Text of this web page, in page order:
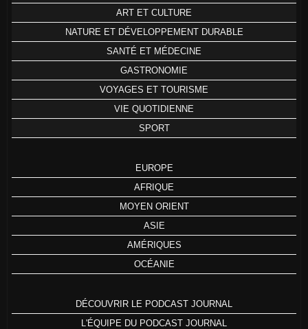
ART ET CULTURE
NATURE ET DÉVELOPPEMENT DURABLE
SANTÉ ET MÉDECINE
GASTRONOMIE
VOYAGES ET TOURISME
VIE QUOTIDIENNE
SPORT
EUROPE
AFRIQUE
MOYEN ORIENT
ASIE
AMÉRIQUES
OCÉANIE
DÉCOUVRIR LE PODCAST JOURNAL
L'ÉQUIPE DU PODCAST JOURNAL